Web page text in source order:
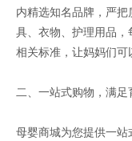
内精选知名品牌，严
具、衣物、护理用品
相关标准，让妈妈们可
二、一站式购物，满足
母婴商城为您提供一